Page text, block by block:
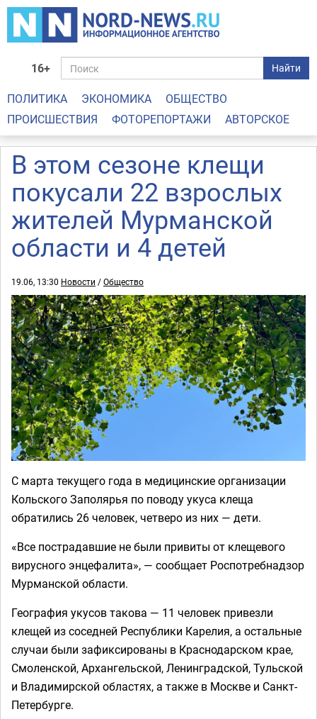
16+ Найти
ПОЛИТИКА ЭКОНОМИКА
ОБЩЕСТВО
ПРОИСШЕСТВИЯ
ФОТОРЕПОРТАЖИ АВТОРСКОЕ
В этом сезоне клещи
покусали 22 взрослых
жителей Мурманской
области и 4 детей
19.06, 13:30 Новости /Общество
С марта текущего года в медицинские организации
Кольского Заполярья по поводу укуса клеща
обратились 26 человек, четверо из них — дети.
«Все пострадавшие не были привиты от клещевого
вирусного энцефалита», — сообщает Роспотребнадзор
Мурманской области.
География укусов такова — 11 человек привезли
клещей из соседней Республики Карелия, а остальные
случаи были зафиксированы в Краснодарском крае,
Смоленской, Архангельской, Ленинградской, Тульской
и Владимирской областях, а также в Москве и Санкт-
Петербурге.